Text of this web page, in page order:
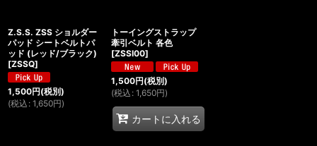
Z.S.S. ZSS ショルダー
パッド シートベルトパ
ッド (レッド/ブラック)
[ZSSQ]
1,500円(税別)
(税込 : 1,650円)
トーイングストラップ
牽引ベルト 各色
[ZSSI00]
1,500円(税別)
(税込 : 1,650円)
カートに入れる